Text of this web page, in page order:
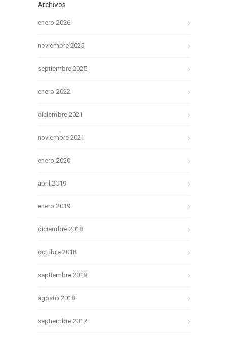
Archivos
enero 2026
noviembre 2025
septiembre 2025
enero 2022
diciembre 2021
noviembre 2021
enero 2020
abril 2019
enero 2019
diciembre 2018
octubre 2018
septiembre 2018
agosto 2018
septiembre 2017